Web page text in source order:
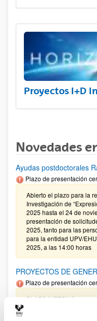
Proyectos I+D
Novedades
Ayudas postdoctorales
Plazo de presentación
Abierto el plazo para la
Investigación de
2025 hasta el 24 de
presentación de
2025, tanto para las
para la entidad UPV/
2025, a las 14:00 horas
PROYECTOS DE
Plazo de presentación
PLAZO INTERNO para